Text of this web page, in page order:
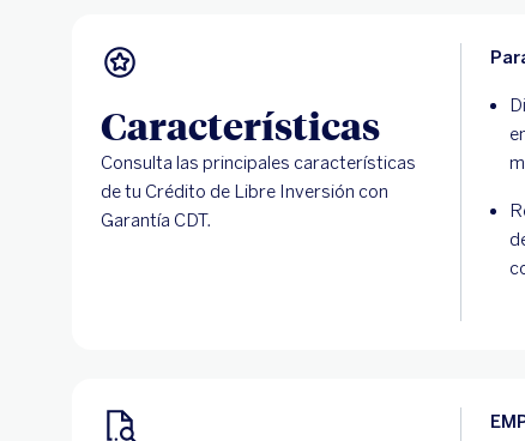
Características
Consulta las principales características
de tu Crédito de Libre Inversión con
Garantía CDT.